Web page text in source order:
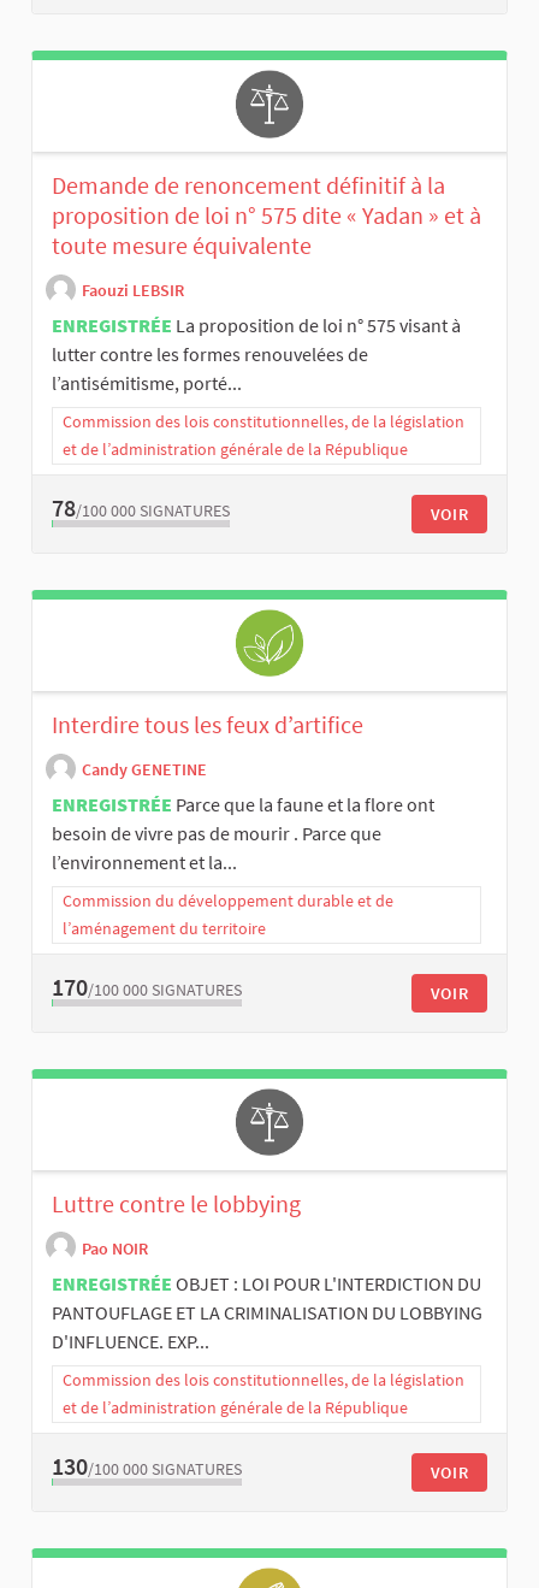
Demande de renoncement définitif à la
proposition de loi n° 575 dite « Yadan » et à
toute mesure équivalente
Faouzi LEBSIR
ENREGISTRÉE La proposition de loi n° 575 visant à
lutter contre les formes renouvelées de
l’antisémitisme, porté...
Commission des lois constitutionnelles, de la législation
et de l’administration générale de la République
78/100 000 SIGNATURES VOIR
Interdire tous les feux d’artifice
Candy GENETINE
ENREGISTRÉE Parce que la faune et la flore ont
besoin de vivre pas de mourir . Parce que
l’environnement et la...
Commission du développement durable et de
l’aménagement du territoire
170/100 000 SIGNATURES VOIR
Luttre contre le lobbying
Pao NOIR
ENREGISTRÉE OBJET : LOI POUR L'INTERDICTION DU
PANTOUFLAGE ET LA CRIMINALISATION DU LOBBYING
D'INFLUENCE. EXP...
Commission des lois constitutionnelles, de la législation
et de l’administration générale de la République
130/100 000 SIGNATURES VOIR